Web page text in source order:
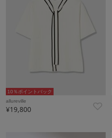
10％ポイントバック
allureville
¥19,800